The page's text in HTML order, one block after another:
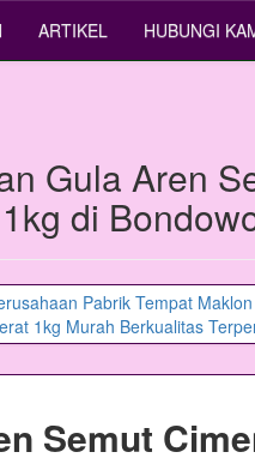
ARTIKEL HUBUNGI
Gula Aren
di
Semut